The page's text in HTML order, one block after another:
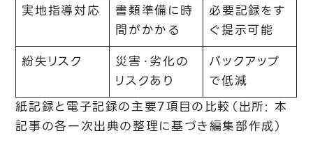
実地指導対応
書類準備に時
間がかかる
必要記録をす
ぐ提示可能
紛失リスク
災害・劣化の
リスクあり
バックアップ
で低減
紙記録と電子記録の主要7項目の比較（出所: 本
記事の各一次出典の整理に基づき編集部作成）